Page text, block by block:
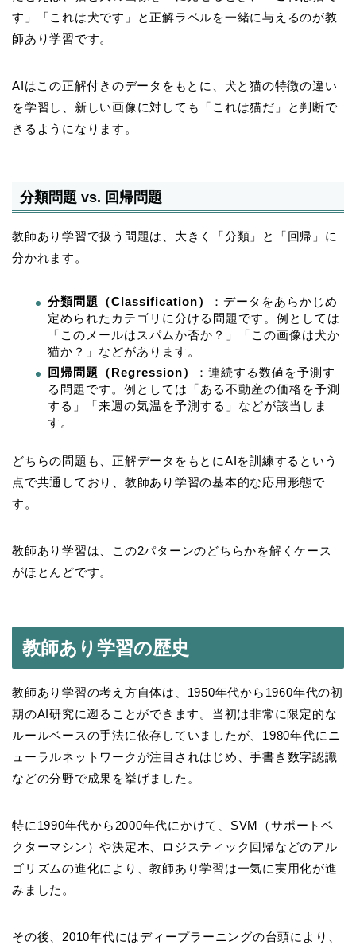
す」「これは犬です」と正解ラベルを一緒に与えるのが教
師あり学習です。
AIはこの正解付きのデータをもとに、犬と猫の特徴の違い
を学習し、新しい画像に対しても「これは猫だ」と判断で
きるようになります。
分類問題 vs. 回帰問題
教師あり学習で扱う問題は、大きく「分類」と「回帰」に
分かれます。
分類問題（Classification）
：データをあらかじめ
定められたカテゴリに分ける問題です。例としては
「このメールはスパムか否か？」「この画像は犬か
猫か？」などがあります。
回帰問題（Regression）
：連続する数値を予測す
る問題です。例としては「ある不動産の価格を予測
する」「来週の気温を予測する」などが該当しま
す。
どちらの問題も、正解データをもとにAIを訓練するという
点で共通しており、教師あり学習の基本的な応用形態で
す。
教師あり学習は、この2パターンのどちらかを解くケース
がほとんどです。
教師あり学習の歴史
教師あり学習の考え方自体は、1950年代から1960年代の初
期のAI研究に遡ることができます。当初は非常に限定的な
ルールベースの手法に依存していましたが、1980年代にニ
ューラルネットワークが注目されはじめ、手書き数字認識
などの分野で成果を挙げました。
特に1990年代から2000年代にかけて、SVM（サポートベ
クターマシン）や決定木、ロジスティック回帰などのアル
ゴリズムの進化により、教師あり学習は一気に実用化が進
みました。
その後、2010年代にはディープラーニングの台頭により、